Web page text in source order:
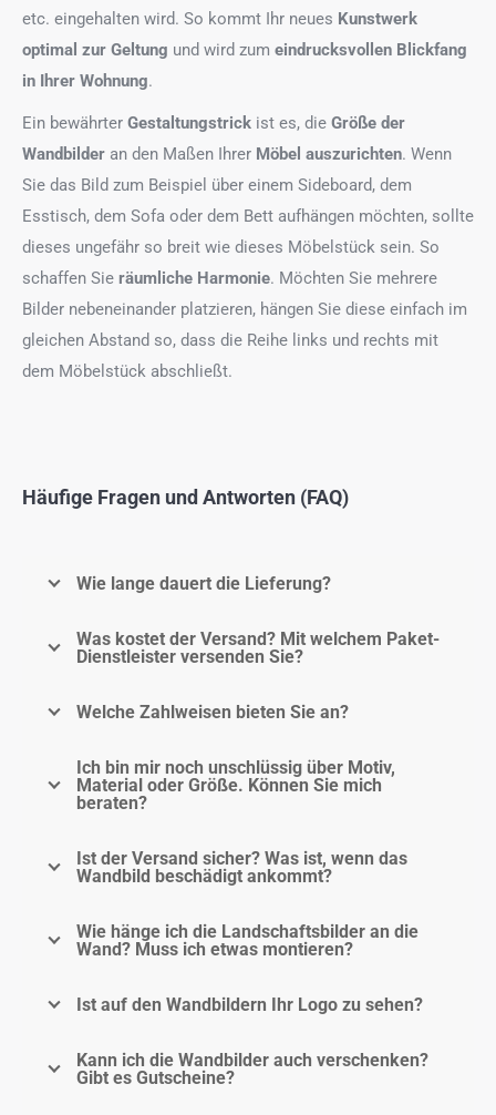
etc. eingehalten wird. So kommt Ihr neues Kunstwerk
optimal zur Geltung und wird zum eindrucksvollen Blickfang
in Ihrer Wohnung.
Ein bewährter Gestaltungstrick ist es, die Größe der
Wandbilder an den Maßen Ihrer Möbel auszurichten. Wenn
Sie das Bild zum Beispiel über einem Sideboard, dem
Esstisch, dem Sofa oder dem Bett aufhängen möchten, sollte
dieses ungefähr so breit wie dieses Möbelstück sein. So
schaffen Sie räumliche Harmonie. Möchten Sie mehrere
Bilder nebeneinander platzieren, hängen Sie diese einfach im
gleichen Abstand so, dass die Reihe links und rechts mit
dem Möbelstück abschließt.
Häufige Fragen und Antworten (FAQ)
Wie lange dauert die Lieferung?
Was kostet der Versand? Mit welchem Paket-
Dienstleister versenden Sie?
Welche Zahlweisen bieten Sie an?
Ich bin mir noch unschlüssig über Motiv,
Material oder Größe. Können Sie mich
beraten?
Ist der Versand sicher? Was ist, wenn das
Wandbild beschädigt ankommt?
Wie hänge ich die Landschaftsbilder an die
Wand? Muss ich etwas montieren?
Ist auf den Wandbildern Ihr Logo zu sehen?
Kann ich die Wandbilder auch verschenken?
Gibt es Gutscheine?